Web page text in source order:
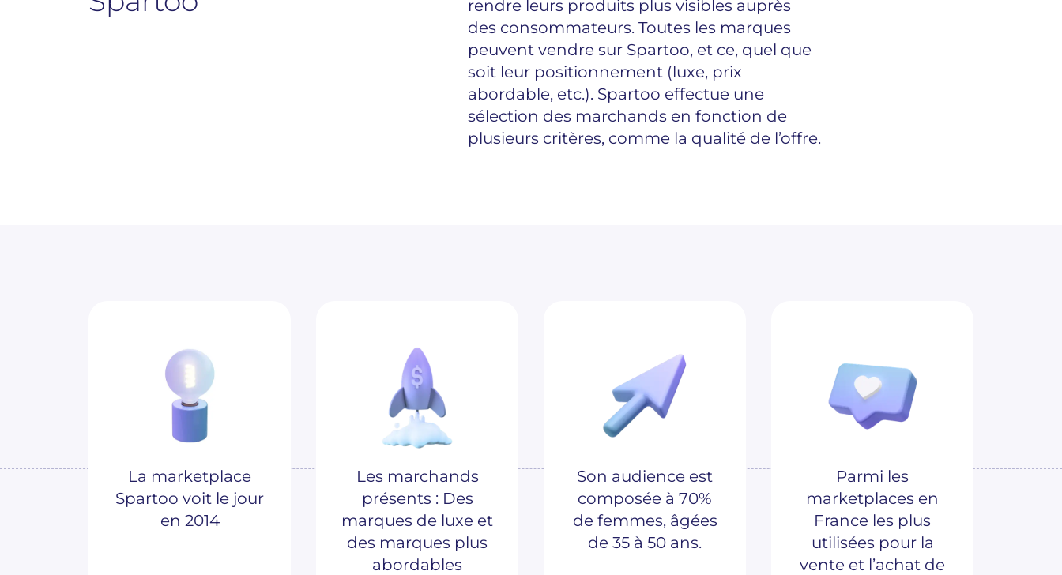
rendre leurs produits plus visibles auprès
des consommateurs. Toutes les marques
peuvent vendre sur Spartoo, et ce, quel que
soit leur positionnement (luxe, prix
abordable, etc.). Spartoo effectue une
sélection des marchands en fonction de
plusieurs critères, comme la qualité de l’offre.
La marketplace
Spartoo voit le jour
en 2014
Les marchands
présents : Des
marques de luxe et
des marques plus
abordables
Son audience est
composée à 70%
de femmes, âgées
de 35 à 50 ans.
Parmi les
marketplaces en
France les plus
utilisées pour la
vente et l’achat de